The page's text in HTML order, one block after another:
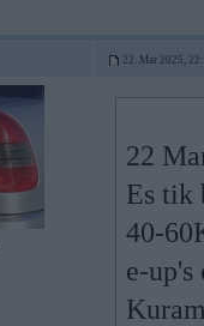
22. Mar 2025,
22
Es tik
40-
e-